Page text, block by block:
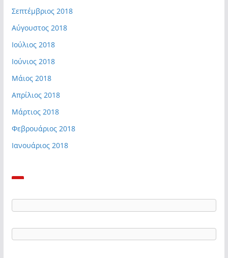
Σεπτέμβριος 2018
Αύγουστος 2018
Ιούλιος 2018
Ιούνιος 2018
Μάιος 2018
Απρίλιος 2018
Μάρτιος 2018
Φεβρουάριος 2018
Ιανουάριος 2018